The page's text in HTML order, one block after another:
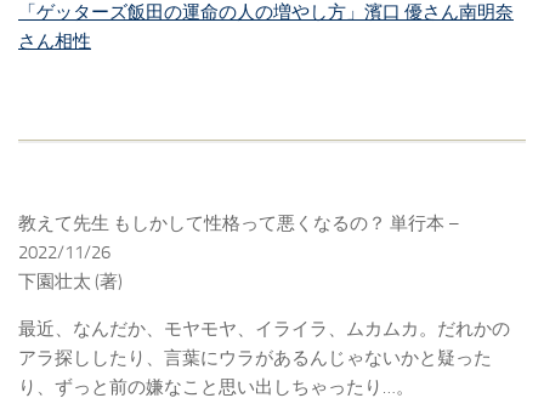
「ゲッターズ飯田の運命の人の増やし方」濱口 優さん南明奈
さん相性
教えて先生 もしかして性格って悪くなるの？ 単行本 –
2022/11/26
下園壮太 (著)
最近、なんだか、モヤモヤ、イライラ、ムカムカ。だれかの
アラ探ししたり、言葉にウラがあるんじゃないかと疑った
り、ずっと前の嫌なこと思い出しちゃったり…。